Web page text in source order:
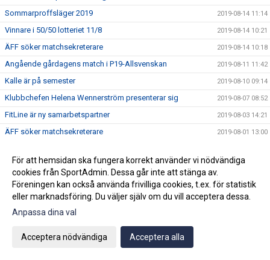
Sommarproffsläger 2019 2019-08-14 11:14
Vinnare i 50/50 lotteriet 11/8 2019-08-14 10:21
ÄFF söker matchsekreterare 2019-08-14 10:18
Angående gårdagens match i P19-Allsvenskan 2019-08-11 11:42
Kalle är på semester 2019-08-10 09:14
Klubbchefen Helena Wennerström presenterar sig 2019-08-07 08:52
FitLine är ny samarbetspartner 2019-08-03 14:21
ÄFF söker matchsekreterare 2019-08-01 13:00
Bemanning på våra kanslier i sommar 2019-07-04 08:02
Vinnare i 50/50 lotteriet 29/6 2019-07-01 14:32
Lyckad Sisters Football Cup 2019-07-01 11:56
Ladda ner Min Fotboll-appen
Dan Norberg har gått STAC-utbildning
För att hemsidan ska fungera korrekt använder vi nödvändiga
cookies från SportAdmin. Dessa går inte att stänga av.
Föreningen kan också använda frivilliga cookies, t.ex. för statistik
eller marknadsföring. Du väljer själv om du vill acceptera dessa.
Anpassa dina val
Acceptera nödvändiga Acceptera alla